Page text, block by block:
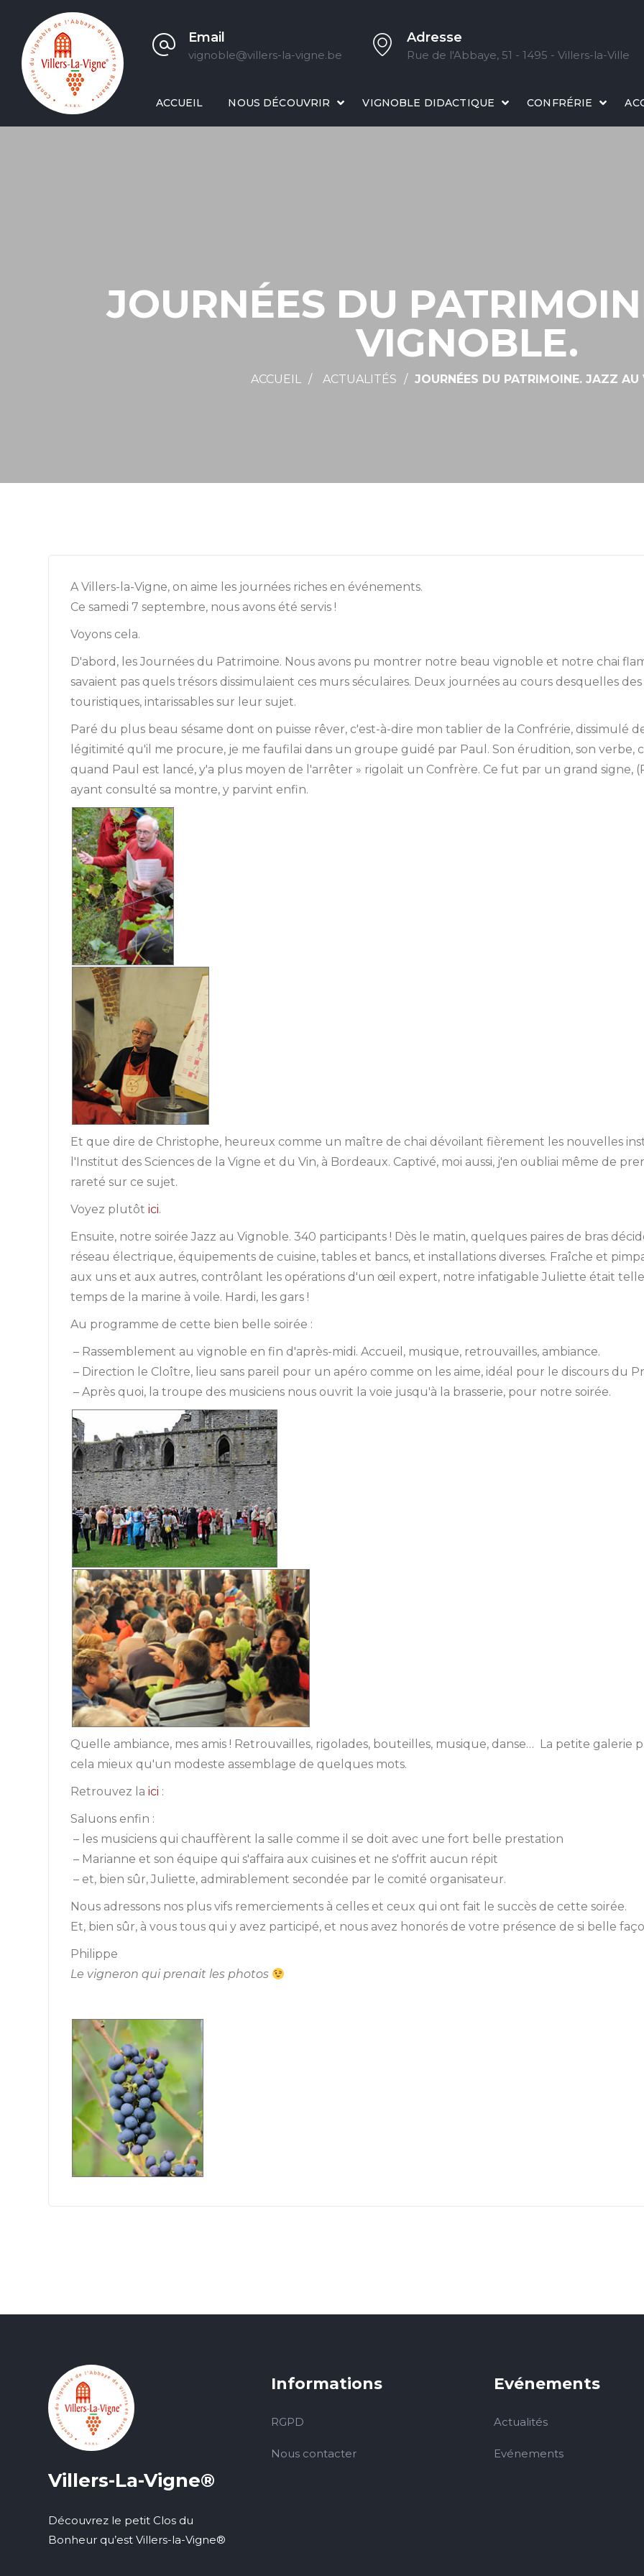
Email
vignoble@villers-la-vigne.be
Adresse
Rue de l'Abbaye, 51 - 1495 - Villers-la-Ville
ACCUEIL NOUS DÉCOUVRIR VIGNOBLE DIDACTIQUE CONFRÉRIE
JOURNÉES DU
VIGNOBLE.
ACCUEIL ACTUALITÉS JOURNÉES DU PATRIMOINE. JAZZ
A Villers-la-Vigne, on aime les journées riches en événements.
Ce samedi 7 septembre, nous avons été servis !
Voyons cela.
D'abord, les Journées du Patrimoine. Nous avons pu montrer notre beau vignoble et notre chai
savaient pas quels trésors dissimulaient ces murs séculaires. Deux journées au cours desquelles
touristiques, intarissables sur leur sujet.
Paré du plus beau sésame dont on puisse rêver, c'est-à-dire mon tablier de la Confrérie, dissimulé
légitimité qu'il me procure, je me faufilai dans un groupe guidé par Paul. Son érudition, son verbe,
quand Paul est lancé, y'a plus moyen de l'arrêter » rigolait un Confrère. Ce fut par un grand signe,
ayant consulté sa montre, y parvint enfin.
Et que dire de Christophe, heureux comme un maître de chai dévoilant fièrement les nouvelles
l'Institut des Sciences de la Vigne et du Vin, à Bordeaux. Captivé, moi aussi, j'en oubliai même de
rareté sur ce sujet.
Voyez plutôt ici.
Ensuite, notre soirée Jazz au Vignoble. 340 participants ! Dès le matin, quelques paires de bras
réseau électrique, équipements de cuisine, tables et bancs, et installations diverses. Fraîche et
aux uns et aux autres, contrôlant les opérations d'un œil expert, notre infatigable Juliette était
temps de la marine à voile. Hardi, les gars !
Au programme de cette bien belle soirée :
– Rassemblement au vignoble en fin d'après-midi. Accueil, musique, retrouvailles, ambiance.
– Direction le Cloître, lieu sans pareil pour un apéro comme on les aime, idéal pour le discours du
– Après quoi, la troupe des musiciens nous ouvrit la voie jusqu'à la brasserie, pour notre soirée.
Quelle ambiance, mes amis ! Retrouvailles, rigolades, bouteilles, musique, danse… La petite
cela mieux qu'un modeste assemblage de quelques mots.
Retrouvez la ici :
Saluons enfin :
– les musiciens qui chauffèrent la salle comme il se doit avec une fort belle prestation
– Marianne et son équipe qui s'affaira aux cuisines et ne s'offrit aucun répit
– et, bien sûr, Juliette, admirablement secondée par le comité organisateur.
Nous adressons nos plus vifs remerciements à celles et ceux qui ont fait le succès de cette soirée.
Et, bien sûr, à vous tous qui y avez participé, et nous avez honorés de votre présence de si belle
Philippe
Le vigneron qui prenait les photos
Villers-La-Vigne®
Découvrez le petit Clos du
Bonheur qu’est Villers-la-Vigne®
Informations
RGPD
Nous contacter
Evénements
Actualités
Evénements